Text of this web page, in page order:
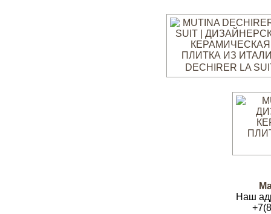
DECHIRER LA
Наш